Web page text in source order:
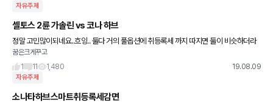
자유주제
셀토스 2륜 가솔린 vs 코나 하브
정말 고민많이되네요..흐잉.. 둘다 거의 풀옵션에 취등록세 까지 따지면 둘이 비슷하더라
구요 주로 혼자 혹은 동승석까지만 주로타고 뒷자리는 잘안태우는편이에요 셀토는 2륜은
토션빔 코나 하브는
꿈은크게꾸고
1
11 1,480 19.08.09
자유주제
소나타하브스마트취등록세감면